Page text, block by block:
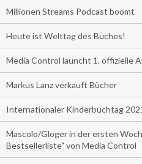
Millionen Streams Podcast boomt
Heute ist Welttag des Buches!
Media Control launcht 1. offizielle
Markus Lanz verkauft Bücher
Internationaler Kinderbuchtag
Mascolo/Gloger in der ersten
Bestsellerliste" von Media Control